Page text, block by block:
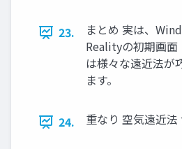
23.
まとめ 実は、
Realityの初期画
は様々な遠近法が
ます。
24. 重なり 空気遠近法